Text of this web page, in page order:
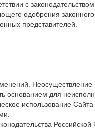
с
одобрения
представителей.
для
использование